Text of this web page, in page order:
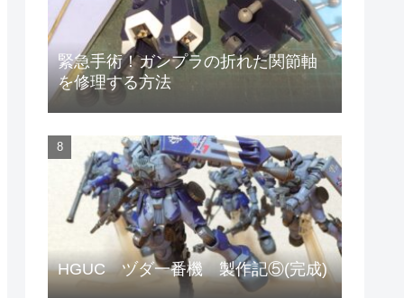
緊急手術！ガンプラの折れた関節軸
を修理する方法
HGUC ヅダ一番機 製作記⑤(完成)